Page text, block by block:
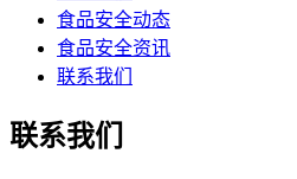
食品安全动态
食品安全资讯
联系我们
联系我们